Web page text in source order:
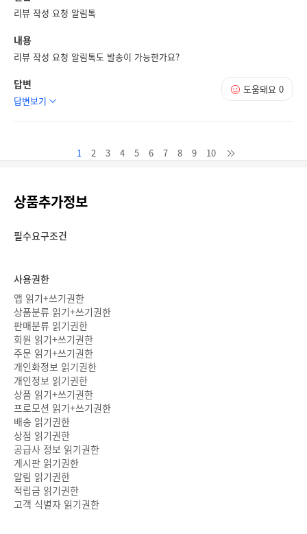
리뷰 작성 요청 알림톡
내용
리뷰 작성 요청 알림톡도 발송이 가능한가요?
도움돼요 0
답변
답변보기
1 2 3 4 5 6 7 8 9 10
상품추가정보
필수요구조건
사용권한
앱 읽기+쓰기권한
상품분류 읽기+쓰기권한
판매분류 읽기권한
회원 읽기+쓰기권한
주문 읽기+쓰기권한
개인화정보 읽기권한
개인정보 읽기권한
상품 읽기+쓰기권한
프로모션 읽기+쓰기권한
배송 읽기권한
상점 읽기권한
공급사 정보 읽기권한
게시판 읽기권한
알림 읽기권한
적립금 읽기권한
고객 식별자 읽기권한